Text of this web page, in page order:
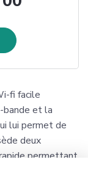
fi facile
bande et la
lui permet de
deux
permettant
de jeux